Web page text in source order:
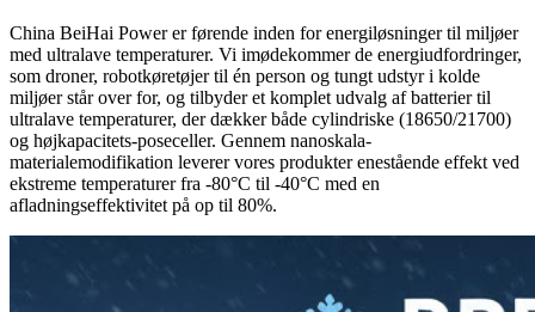
China BeiHai Power er førende inden for energiløsninger til miljøer
med ultralave temperaturer. Vi imødekommer de energiudfordringer,
som droner, robotkøretøjer til én person og tungt udstyr i kolde
miljøer står over for, og tilbyder et komplet udvalg af batterier til
ultralave temperaturer, der dækker både cylindriske (18650/21700)
og højkapacitets-poseceller. Gennem nanoskala-
materialemodifikation leverer vores produkter enestående effekt ved
ekstreme temperaturer fra -80°C til -40°C med en
afladningseffektivitet på op til 80%.